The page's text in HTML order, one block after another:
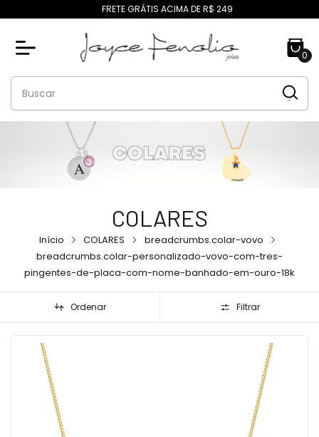
FRETE GRÁTIS ACIMA DE R$ 249
0
COLARES
Início COLARES
breadcrumbs.colar-vovo
breadcrumbs.colar-personalizado-vovo-com-tres-
pingentes-de-placa-com-nome-banhado-em-ouro-18k
Ordenar Filtrar